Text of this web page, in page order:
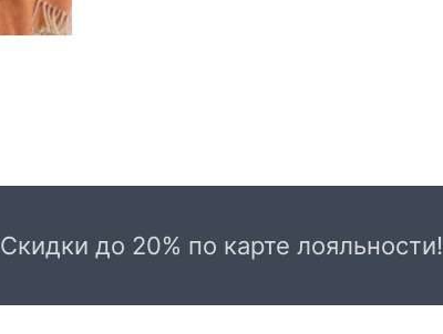
Скидки до 20% по карте лояльности!